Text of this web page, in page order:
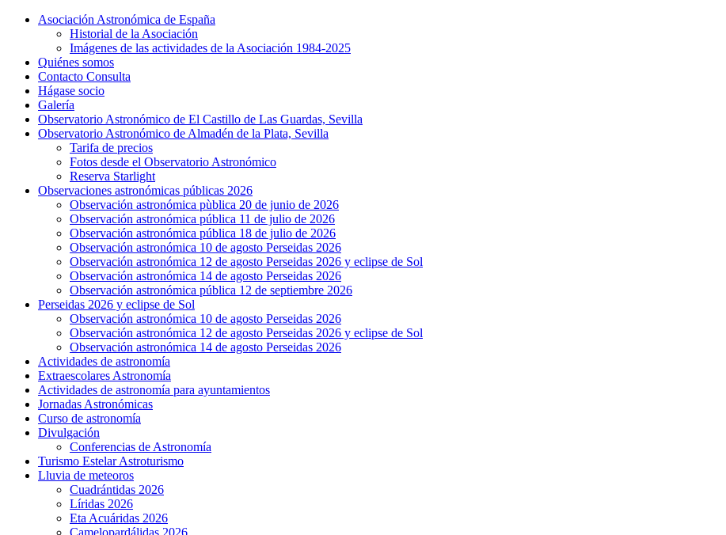
Asociación Astronómica de España
Historial de la Asociación
Imágenes de las actividades de la Asociación 1984-2025
Quiénes somos
Contacto Consulta
Hágase socio
Galería
Observatorio Astronómico de El Castillo de Las Guardas, Sevilla
Observatorio Astronómico de Almadén de la Plata, Sevilla
Tarifa de precios
Fotos desde el Observatorio Astronómico
Reserva Starlight
Observaciones astronómicas públicas 2026
Observación astronómica pùblica 20 de junio de 2026
Observación astronómica pública 11 de julio de 2026
Observación astronómica pública 18 de julio de 2026
Observación astronómica 10 de agosto Perseidas 2026
Observación astronómica 12 de agosto Perseidas 2026 y eclipse de Sol
Observación astronómica 14 de agosto Perseidas 2026
Observación astronómica pública 12 de septiembre 2026
Perseidas 2026 y eclipse de Sol
Observación astronómica 10 de agosto Perseidas 2026
Observación astronómica 12 de agosto Perseidas 2026 y eclipse de Sol
Observación astronómica 14 de agosto Perseidas 2026
Actividades de astronomía
Extraescolares Astronomía
Actividades de astronomía para ayuntamientos
Jornadas Astronómicas
Curso de astronomía
Divulgación
Conferencias de Astronomía
Turismo Estelar Astroturismo
Lluvia de meteoros
Cuadrántidas 2026
Líridas 2026
Eta Acuáridas 2026
Camelopardálidas 2026